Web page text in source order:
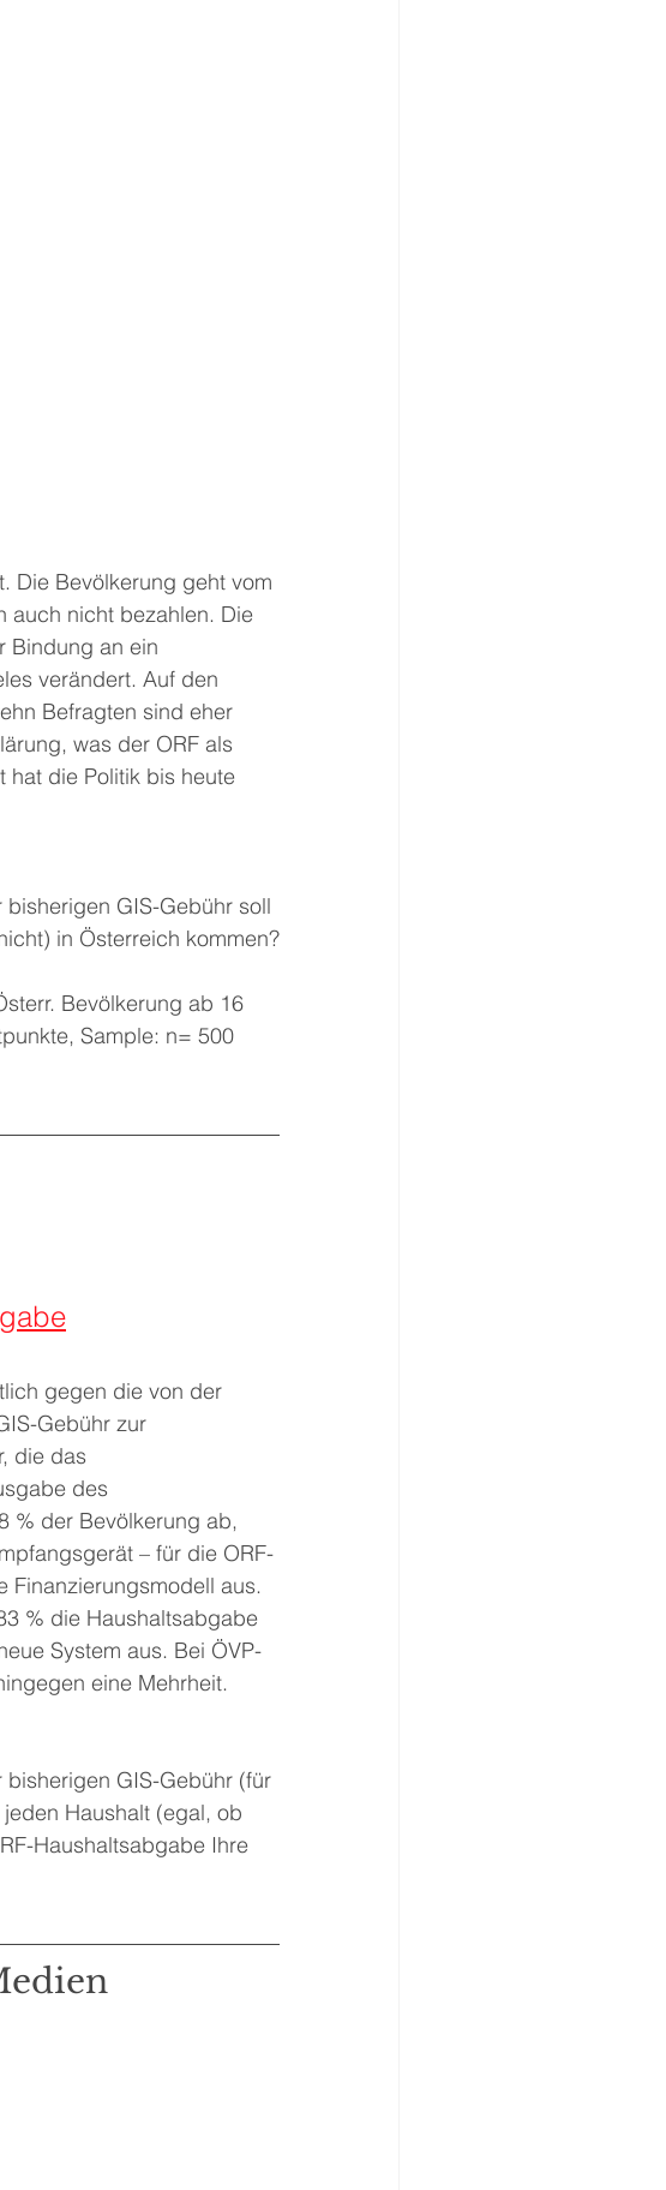
Die Bevölkerung geht vom
auch nicht bezahlen. Die
Bindung an ein
verändert. Auf den
Befragten sind eher
was der ORF als
hat die Politik bis heute
GIS-Gebühr soll
in Österreich kommen?
Bevölkerung ab 16
Sample: n= 500
gegen die von der
Gebühr zur
die das
des
% der Bevölkerung ab,
– für die ORF-
Finanzierungsmodell aus.
% die Haushaltsabgabe
System aus. Bei ÖVP-
eine Mehrheit.
GIS-Gebühr (für
Haushalt (egal, ob
Haushaltsabgabe Ihre